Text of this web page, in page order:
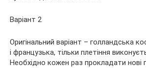
Варіант 2
Оригінальний варіант – голландська
і французька, тільки плетіння
Необхідно кожен раз прокладати нові